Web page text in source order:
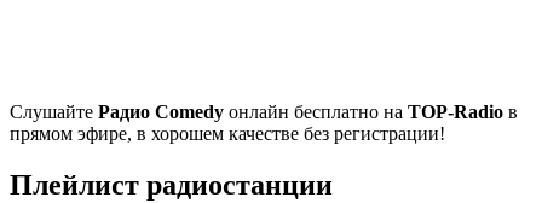
Cлушайте Радио Comedy онлайн бесплатно на TOP-Radio в
прямом эфире, в хорошем качестве без регистрации!
Плейлист радиостанции